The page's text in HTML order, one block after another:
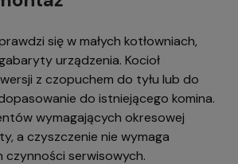
się w małych kotłowniach,
urządzenia. Kocioł
z czopuchem do tyłu lub do
do istniejącego komina.
wymagających okresowej
a czyszczenie nie wymaga
czynności serwisowych.